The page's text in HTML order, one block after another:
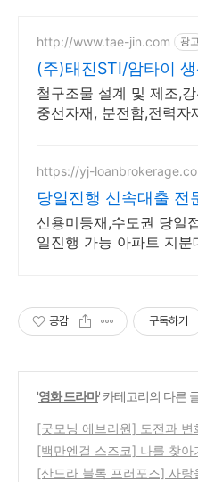
http://www.tae-jin.com 광고
(주)태진STI/암타이
철구조물 설계 및 제조,
중선자재, 분전함,전력자
https://yj-
당일진행 신속대출 전
신용미등재,수도권 당일
일진행 가능 아파트 지분
공감 구독하기
'영화 드라마' 카테고리의 다른
[굿모닝 에브리원] 도전과 변
(0)
[백만엔걸 스즈코] 나를 찾아
[산드라 블록 프러포즈] 사랑